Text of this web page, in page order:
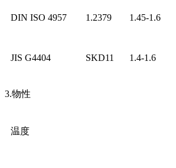
DIN ISO 4957 1.2379 1.45-1.6
JIS G4404 SKD11 1.4-1.6
3.物性
温度